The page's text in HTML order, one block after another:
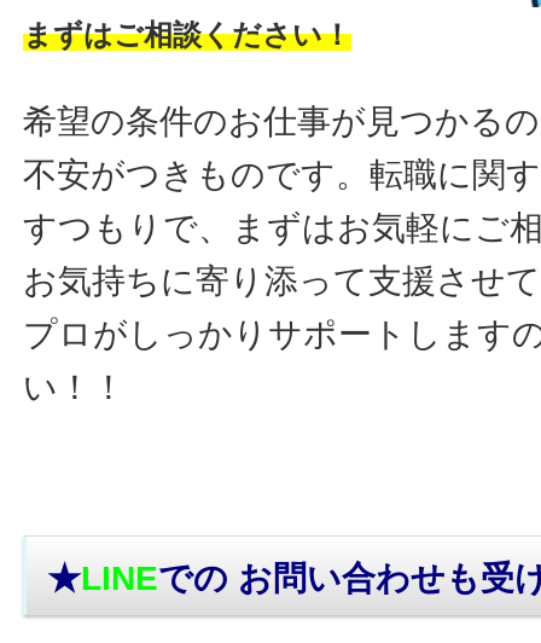
まずはご相談ください！
希望の条件のお仕事が見つかる
不安がつきものです。転職に関
すつもりで、まずはお気軽にご
お気持ちに寄り添って支援させ
プロがしっかりサポートします
い！！
★LINEでの お問い合わせも受